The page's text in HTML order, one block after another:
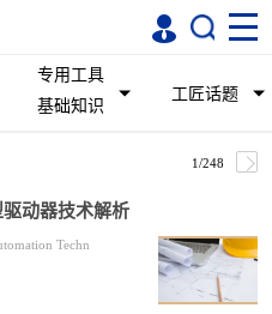
专用工具
基础知识
工匠话题
1/248
动器技术解析
Techn